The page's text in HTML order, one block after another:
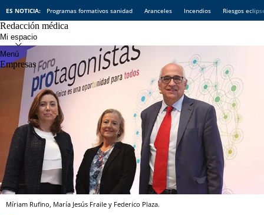
ES NOTICIA: Programas formativos sanidad Aranceles Incendios Riesgos
Redacción médica
Empresas
Míriam Rufino, María Jesús Fraile y Federico Plaza.